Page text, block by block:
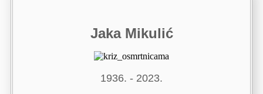
Jaka Mikulić
1936. - 2023.